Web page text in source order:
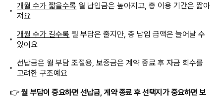
개월 수가 짧을수록 월 납입금은 높아지고, 총 이용 기간은 짧아
져요
개월 수가 길수록 월 부담은 줄지만, 총 납입 금액은 늘어날 수
있어요
선납금은 월 부담 조절용, 보증금은 계약 종료 후 자금 회수를
고려한 구조예요
👉 월 부담이 중요하면 선납금, 계약 종료 후 선택지가 중요하면 보